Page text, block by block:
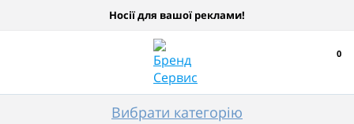
Носії для вашої реклами!
0
Вибрати категорію